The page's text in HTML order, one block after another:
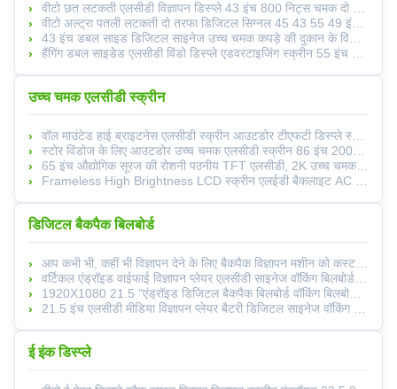
वीटो छत लटकती एलसीडी विज्ञापन डिस्प्ले 43 इंच 800 निट्स चमक दो तरफा स्क्रीन
वीटो अल्ट्रा पतली लटकती दो तरफा डिजिटल सिग्नल 45 43 55 49 इंच उच्च चमक एलसीडी विज्ञापन स्क्रीन
43 इंच डबल साइड डिजिटल साइनेज उच्च चमक कपड़े की दुकान के विज्ञापन के लिए पतला
हैंगिंग डबल साइडेड एलसीडी विंडो डिस्प्ले एडवरटाइजिंग स्क्रीन 55 इंच 1920 × 1080
उच्च चमक एलसीडी स्क्रीन
वॉल माउंटेड हाई ब्राइटनेस एलसीडी स्क्रीन आउटडोर टीएफटी डिस्प्ले स्थापित करें
स्टोर विंडोज के लिए आउटडोर उच्च चमक एलसीडी स्क्रीन 86 इंच 2000 एनआईटी
65 इंच औद्योगिक सूरज की रोशनी पठनीय TFT एलसीडी, 2K उच्च चमक एलसीडी मॉनिटर
Frameless High Brightness LCD स्क्रीन एलईडी बैकलाइट AC 110 -240V 50/60 हर्ट्ज
डिजिटल बैकपैक बिलबोर्ड
आप कभी भी, कहीं भी विज्ञापन देने के लिए बैकपैक विज्ञापन मशीन को कस्टमाइज़ कर सकते हैं
वर्टिकल एंड्रॉइड वाईफाई विज्ञापन प्लेयर एलसीडी साइनेज वॉकिंग बिलबोर्ड पोस्टर डिजिटल डिस्प्ले बैकपैक
1920X1080 21.5 "एंड्रॉइड डिजिटल बैकपैक बिलबोर्ड वॉकिंग बिलबोर्ड विज्ञापन
21.5 इंच एलसीडी मीडिया विज्ञापन प्लेयर बैटरी डिजिटल साइनेज वॉकिंग बिलबोर्ड बैकपैक
ई इंक डिस्प्ले